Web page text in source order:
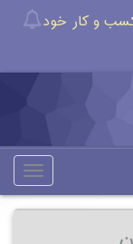
و کسب و کار خود